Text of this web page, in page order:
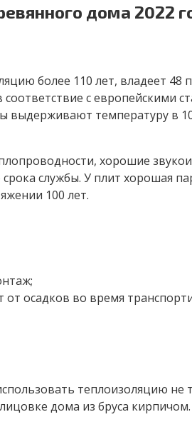
дома 2022
более 110 лет, владеет
с европейскими
выдерживают температуру в
хорошие
срока службы. У плит хорошая
100 лет.
осадков во время
теплоизоляцию
дома из бруса кирпичом.